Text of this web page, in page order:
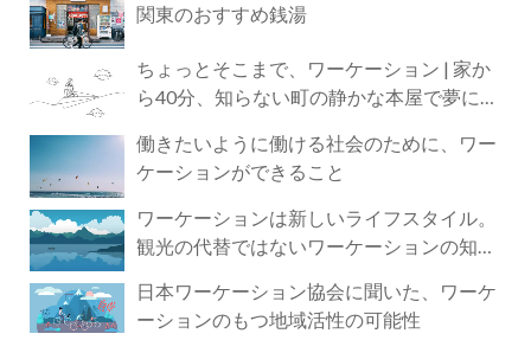
関東のおすすめ銭湯
ちょっとそこまで、ワーケーション | 家か
ら40分、知らない町の静かな本屋で夢に近
働きたいように働ける社会のために、ワー
ケーションができること
ワーケーションは新しいライフスタイル。
観光の代替ではないワーケーションの知ら
日本ワーケーション協会に聞いた、ワーケ
ーションのもつ地域活性の可能性